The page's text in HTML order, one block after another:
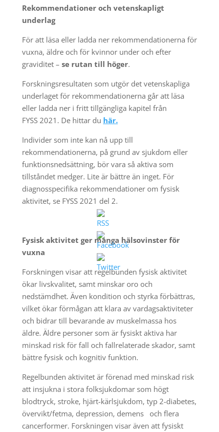
Rekommendationer och vetenskapligt
underlag
För att läsa eller ladda ner rekommendationerna för
vuxna, äldre och för kvinnor under och efter
graviditet – se rutan till höger.
Forskningsresultaten som utgör det vetenskapliga
underlaget för rekommendationerna går att läsa
eller ladda ner i fritt tillgängliga kapitel från
FYSS 2021. De hittar du här.
Individer som inte kan nå upp till
rekommendationerna, på grund av sjukdom eller
funktionsnedsättning, bör vara så aktiva som
tillståndet medger. Lite är bättre än inget. För
diagnosspecifika rekommendationer om fysisk
aktivitet, se FYSS 2021 del 2.
Fysisk aktivitet ger många hälsovinster för
vuxna
Forskningen visar att regelbunden fysisk aktivitet
ökar livskvalitet, samt minskar oro och
nedstämdhet. Även kondition och styrka förbättras,
vilket ökar förmågan att klara av vardagsaktiviteter
och bidrar till bevarande av muskelmassa hos
äldre. Äldre personer som är fysiskt aktiva har
minskad risk för fall och fallrelaterade skador, samt
bättre fysisk och kognitiv funktion.
Regelbunden aktivitet är förenad med minskad risk
att insjukna i stora folksjukdomar som högt
blodtryck, stroke, hjärt-kärlsjukdom, typ 2-diabetes,
övervikt/fetma, depression, demens och flera
cancerformer. Forskningen visar även att fysiskt